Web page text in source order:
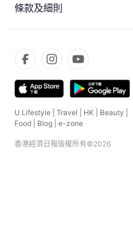
條款及細則
U Lifestyle Travel HK Beauty
Food
Blog e-zone
香港經濟日報版權所有©2026